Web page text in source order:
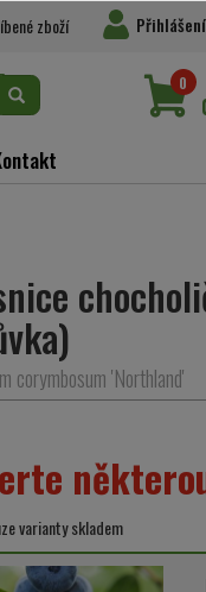
zboží Přihlášení
0
corymbosum 'Northland'
varianty skladem